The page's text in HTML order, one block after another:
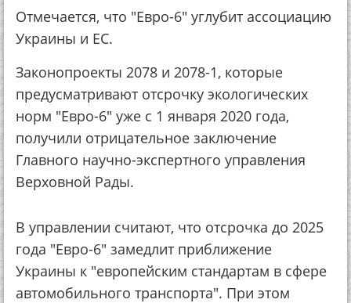
Отмечается, что "Евро-6" углубит ассоциацию
Украины и ЕС.
Законопроекты 2078 и 2078-1, которые
предусматривают отсрочку экологических
норм "Евро-6" уже с 1 января 2020 года,
получили отрицательное заключение
Главного научно-экспертного управления
Верховной Рады.
В управлении считают, что отсрочка до 2025
года "Евро-6" замедлит приближение
Украины к "европейским стандартам в сфере
автомобильного транспорта". При этом